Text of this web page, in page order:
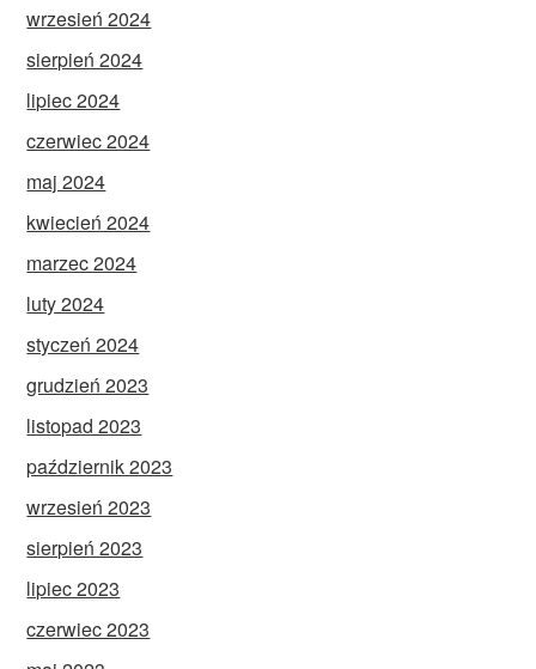
wrzesień 2024
sierpień 2024
lipiec 2024
czerwiec 2024
maj 2024
kwiecień 2024
marzec 2024
luty 2024
styczeń 2024
grudzień 2023
listopad 2023
październik 2023
wrzesień 2023
sierpień 2023
lipiec 2023
czerwiec 2023